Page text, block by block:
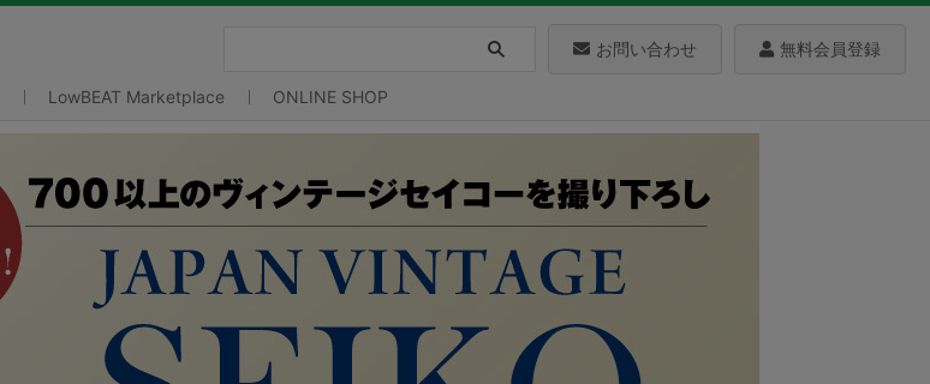
お問い合わせ 無料会員登録
LowBEAT Marketplace ONLINE SHOP